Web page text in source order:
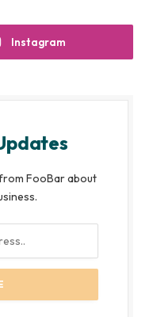
Instagram
FooBar about